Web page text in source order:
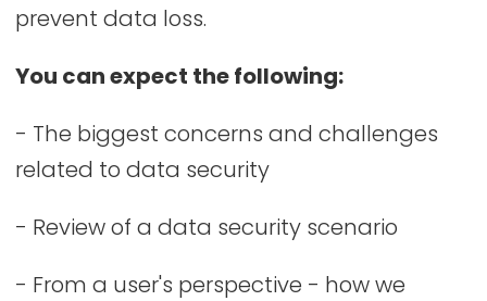
prevent data loss.
You can expect the following:
- The biggest concerns and challenges
related to data security
- Review of a data security scenario
- From a user's perspective - how we